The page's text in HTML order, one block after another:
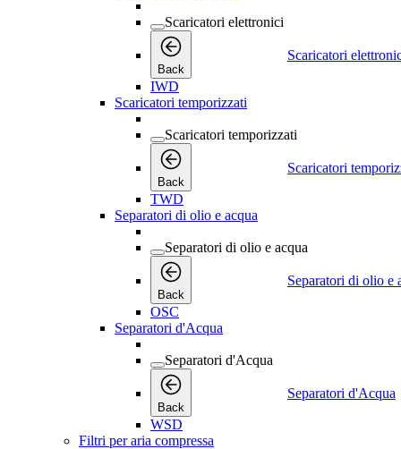
Scaricatori elettronici
Back
Scaricatori
IWD
Scaricatori temporizzati
Scaricatori temporizzati
Back
Scaricatori
TWD
Separatori di olio e acqua
Separatori di olio e acqua
Back
Separatori di olio e
OSC
Separatori d'Acqua
Separatori d'Acqua
Back
Separatori d'Acqua
WSD
Filtri per aria compressa